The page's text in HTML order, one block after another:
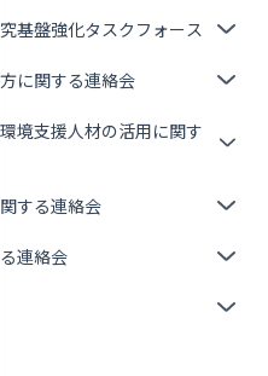
基盤強化タスクフォース
に関する連絡会
境支援人材の活用に関す
する連絡会
連絡会